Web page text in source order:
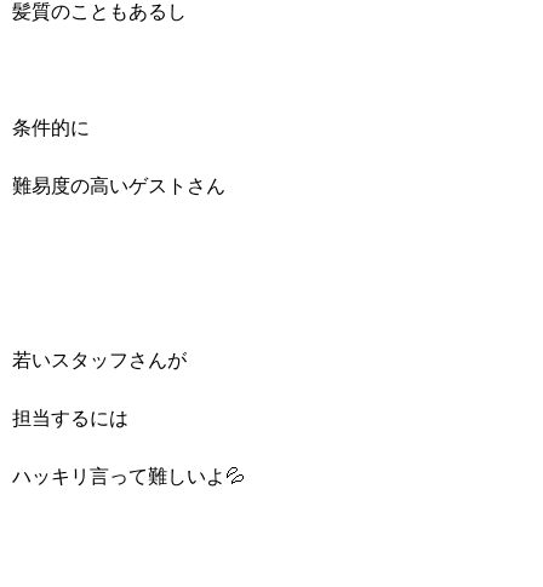
髪質のこともあるし
条件的に
難易度の高いゲストさん
若いスタッフさんが
担当するには
ハッキリ言って難しいよ💦